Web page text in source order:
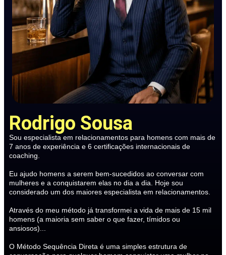
Rodrigo Sousa
Sou especialista em relacionamentos para homens com mais de
7 anos de experiência e 6 certificações internacionais de
coaching.
Eu ajudo homens a serem bem-sucedidos ao conversar com
mulheres e a conquistarem elas no dia a dia. Hoje sou
considerado um dos maiores especialista em relacionamentos.
Através do meu método já transformei a vida de mais de 15 mil
homens (a maioria sem saber o que fazer, tímidos ou
ansiosos)...
O Método Sequência Direta é uma simples estrutura de